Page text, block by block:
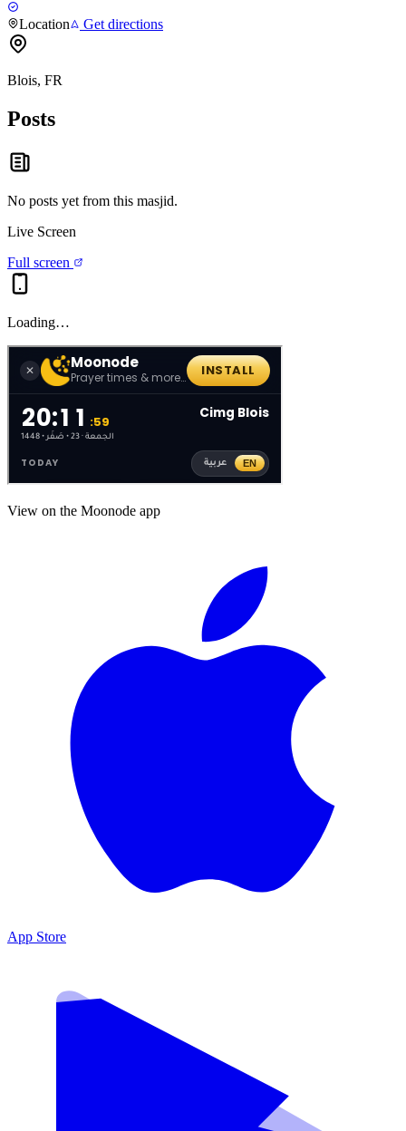
Location Get directions
Blois, FR
Posts
No posts yet from this masjid.
Live Screen
Full screen
Loading…
View on the Moonode app
App Store